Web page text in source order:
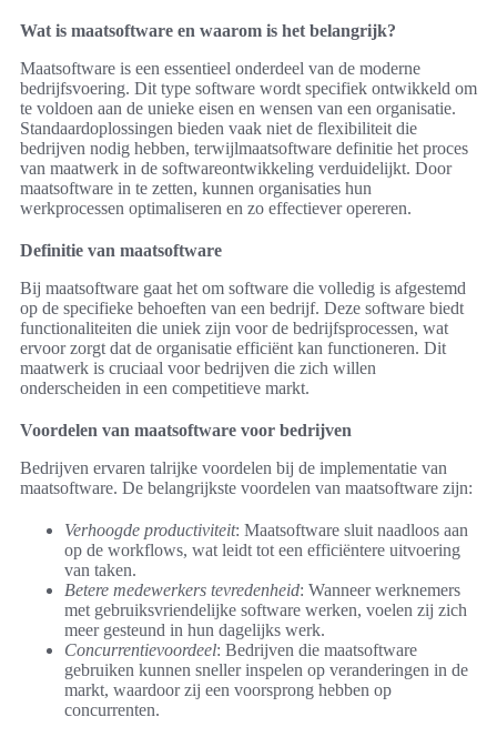
Wat is maatsoftware en waarom is het belangrijk?
Maatsoftware is een essentieel onderdeel van de moderne
bedrijfsvoering. Dit type software wordt specifiek ontwikkeld om
te voldoen aan de unieke eisen en wensen van een organisatie.
Standaardoplossingen bieden vaak niet de flexibiliteit die
bedrijven nodig hebben, terwijlmaatsoftware definitie het proces
van maatwerk in de softwareontwikkeling verduidelijkt. Door
maatsoftware in te zetten, kunnen organisaties hun
werkprocessen optimaliseren en zo effectiever opereren.
Definitie van maatsoftware
Bij maatsoftware gaat het om software die volledig is afgestemd
op de specifieke behoeften van een bedrijf. Deze software biedt
functionaliteiten die uniek zijn voor de bedrijfsprocessen, wat
ervoor zorgt dat de organisatie efficiënt kan functioneren. Dit
maatwerk is cruciaal voor bedrijven die zich willen
onderscheiden in een competitieve markt.
Voordelen van maatsoftware voor bedrijven
Bedrijven ervaren talrijke voordelen bij de implementatie van
maatsoftware. De belangrijkste voordelen van maatsoftware zijn:
Verhoogde productiviteit: Maatsoftware sluit naadloos aan
op de workflows, wat leidt tot een efficiëntere uitvoering
van taken.
Betere medewerkers tevredenheid: Wanneer werknemers
met gebruiksvriendelijke software werken, voelen zij zich
meer gesteund in hun dagelijks werk.
Concurrentievoordeel: Bedrijven die maatsoftware
gebruiken kunnen sneller inspelen op veranderingen in de
markt, waardoor zij een voorsprong hebben op
concurrenten.